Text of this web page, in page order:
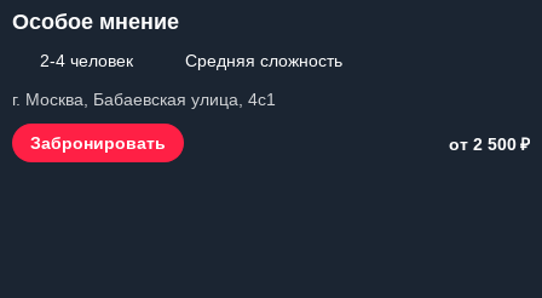
Особое мнение
2-4 человек
Средняя сложность
г. Москва, Бабаевская улица, 4с1
Забронировать от 2 500₽